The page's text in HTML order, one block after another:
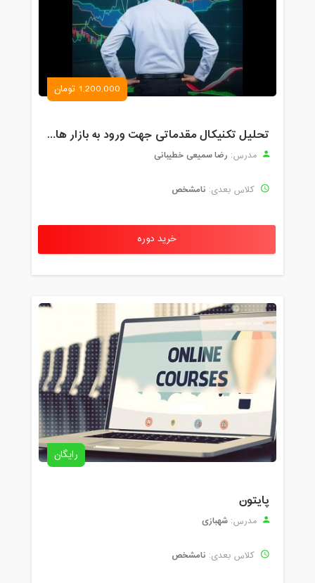
1,200,000 تومان
تحلیل تکنیکال مقدماتی جهت ورود به بازار های مالی (رمز ارز و فارکس )
مدرس: رضا سمیعی خطیبانی
کلاس بعدی: نامشخص
خرید دوره
رایگان
پایتون
مدرس: شهبازی
کلاس بعدی: نامشخص